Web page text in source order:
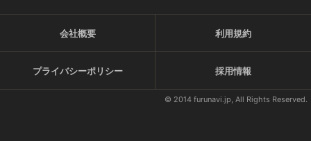
会社概要 利用規約
プライバシーポリシー 採用情報
© 2014 furunavi.jp, All Rights Reserved.